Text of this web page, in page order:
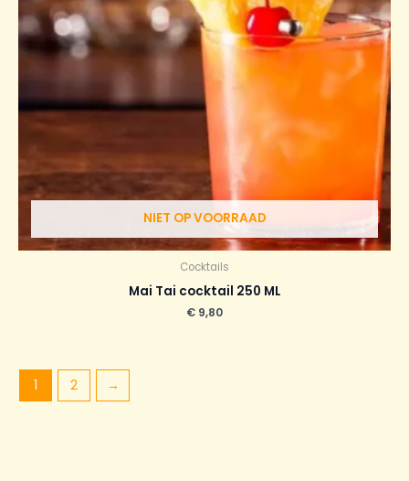
NIET OP VOORRAAD
Cocktails
Mai Tai cocktail 250 ML
€ 9,80
1 2 →